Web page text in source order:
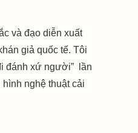
và đạo diễn xuất
giả quốc tế. Tôi
đánh xứ người” lần
nghệ thuật cải